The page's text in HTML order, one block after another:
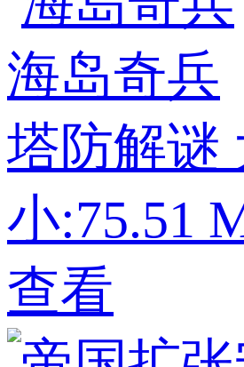
海岛奇兵
塔防解谜
小:75.51
查看